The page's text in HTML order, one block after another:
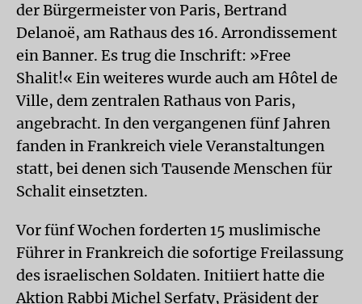
der Bürgermeister von Paris, Bertrand
Delanoë, am Rathaus des 16. Arrondissement
ein Banner. Es trug die Inschrift: »Free
Shalit!« Ein weiteres wurde auch am Hôtel de
Ville, dem zentralen Rathaus von Paris,
angebracht. In den vergangenen fünf Jahren
fanden in Frankreich viele Veranstaltungen
statt, bei denen sich Tausende Menschen für
Schalit einsetzten.
Vor fünf Wochen forderten 15 muslimische
Führer in Frankreich die sofortige Freilassung
des israelischen Soldaten. Initiiert hatte die
Aktion Rabbi Michel Serfaty, Präsident der